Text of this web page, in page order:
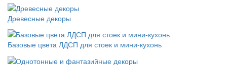
Древесные декоры
Базовые цвета ЛДСП для стоек и мини-кухонь